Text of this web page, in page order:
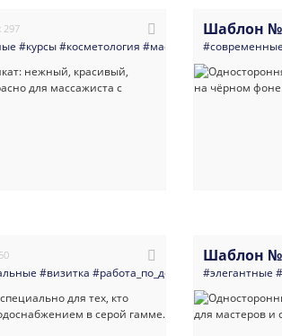
297
#курсы#косметология #массажисты#визажисты
Шаблон
#современные
#визитка
Шаблон
#элегантные